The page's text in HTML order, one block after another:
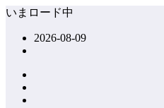
コ
いまロード中
2026-08-09